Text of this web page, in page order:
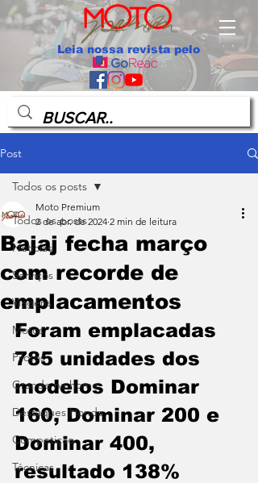
Leia nossa revista pelo
Post
Todos os posts
Notícias
Serviços
Viagens
Motos
Pilotos
Grande na home
Destaques Honda
Competição
Técnicas
Todos os posts
Bajaj fecha março
com recorde de
emplacamentos
Moto Premium
2 de abr. de 2024 2 min de leitura
Foram emplacadas
785 unidades dos
modelos Dominar
160, Dominar 200 e
Dominar 400,
resultado 138%